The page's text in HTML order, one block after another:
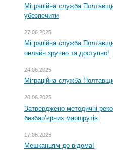
Міграційна служба
убезпечити
27.06.2025
Міграційна служба
онлайн зручно та доступно!
24.06.2025
Міграційна служба
20.06.2025
Затверджено методичні
безбар’єрних маршрутів
17.06.2025
Мешканцям до відома!